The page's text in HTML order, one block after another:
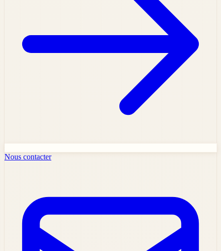
Nous contacter